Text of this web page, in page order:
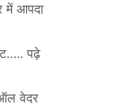
में आपदा
पढ़े
ऑल वेदर